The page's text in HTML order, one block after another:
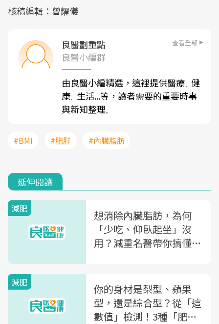
核稿編輯：曾耀儀
良醫劃重點 查看全部
良醫小編群
由良醫小編精選，這裡提供醫療、 健
康、 生活...等，讀者需要的重要時事
與新知整理。
#BMI #肥胖 #內臟脂肪
延伸閱讀
減肥
想消除內臟脂肪，為何
「少吃、仰臥起坐」沒
用？減重名醫帶你搞懂：
減肥
你的身材是梨型、蘋果
型，還是綜合型？從「這
數值」檢測！3種「肥胖